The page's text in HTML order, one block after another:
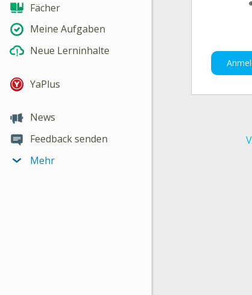
Fächer
Meine Aufgaben
Neue Lerninhalte
YaPlus
News
Feedback senden
Mehr